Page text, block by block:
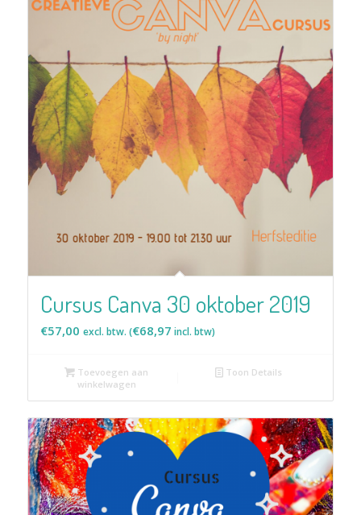
Cursus Canva 30 oktober 2019
€57,00 excl. btw. (€68,97 incl. btw)
Toevoegen aan
winkelwagen
Toon Details